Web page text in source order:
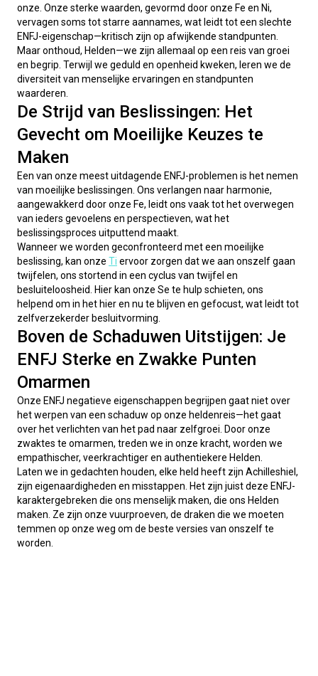
onze. Onze sterke waarden, gevormd door onze Fe en Ni,
vervagen soms tot starre aannames, wat leidt tot een slechte
ENFJ-eigenschap—kritisch zijn op afwijkende standpunten.
Maar onthoud, Helden—we zijn allemaal op een reis van groei
en begrip. Terwijl we geduld en openheid kweken, leren we de
diversiteit van menselijke ervaringen en standpunten
waarderen.
De Strijd van Beslissingen: Het
Gevecht om Moeilijke Keuzes te
Maken
Een van onze meest uitdagende ENFJ-problemen is het nemen
van moeilijke beslissingen. Ons verlangen naar harmonie,
aangewakkerd door onze Fe, leidt ons vaak tot het overwegen
van ieders gevoelens en perspectieven, wat het
beslissingsproces uitputtend maakt.
Wanneer we worden geconfronteerd met een moeilijke
beslissing, kan onze Ti ervoor zorgen dat we aan onszelf gaan
twijfelen, ons stortend in een cyclus van twijfel en
besluiteloosheid. Hier kan onze Se te hulp schieten, ons
helpend om in het hier en nu te blijven en gefocust, wat leidt tot
zelfverzekerder besluitvorming.
Boven de Schaduwen Uitstijgen: Je
ENFJ Sterke en Zwakke Punten
Omarmen
Onze ENFJ negatieve eigenschappen begrijpen gaat niet over
het werpen van een schaduw op onze heldenreis—het gaat
over het verlichten van het pad naar zelfgroei. Door onze
zwaktes te omarmen, treden we in onze kracht, worden we
empathischer, veerkrachtiger en authentiekere Helden.
Laten we in gedachten houden, elke held heeft zijn Achilleshiel,
zijn eigenaardigheden en misstappen. Het zijn juist deze ENFJ-
karaktergebreken die ons menselijk maken, die ons Helden
maken. Ze zijn onze vuurproeven, de draken die we moeten
temmen op onze weg om de beste versies van onszelf te
worden.